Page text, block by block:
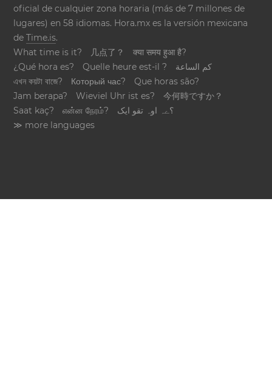
oficial de cualquier zona horaria (más de 7 millones de
lugares) en 58 idiomas. Hora.mx es la versión mexicana
deTime.is.
What time is it?
几点了？
क्या समय हुआ है?
¿Qué hora es?
Quelle heure est-il ?
كم الساعة
এখন কয়টা বাজে?
Который час?
Que horas são?
Jam berapa?
Wieviel Uhr ist es?
今何時ですか？
Saat kaç?
என்ன நேரம்?
؟ےہ اوہ تقو ایک
≫ more languages